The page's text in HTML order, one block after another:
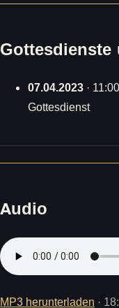
Gottesdienste
07.04.2023 ·
Gottesdienst
Audio
MP3 herunterladen ·